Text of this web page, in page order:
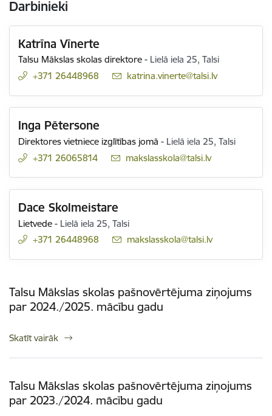
Darbinieki
Katrīna Vīnerte
Talsu Mākslas skolas direktore - Lielā iela 25, Talsi
+371 26448968
E-pasts:
katrina.vinerte@talsi.lv
Inga Pētersone
Direktores vietniece izglītības jomā - Lielā iela 25, Talsi
+371 26065814
E-pasts:
makslasskola@talsi.lv
Dace Skolmeistare
Lietvede - Lielā iela 25, Talsi
+371 26448968
E-pasts:
makslasskola@talsi.lv
Talsu Mākslas skolas pašnovērtējuma ziņojums
par 2024./2025. mācību gadu
Skatīt vairāk
Talsu Mākslas skolas pašnovērtējuma ziņojums
par 2023./2024. mācību gadu